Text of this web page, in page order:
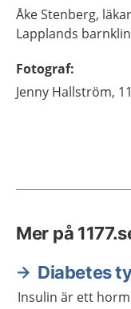
ÅkeStenberg,
Lapplands
Fotograf:
Jenny Hallström,
Mer på
Diabetes
Insulin är ett